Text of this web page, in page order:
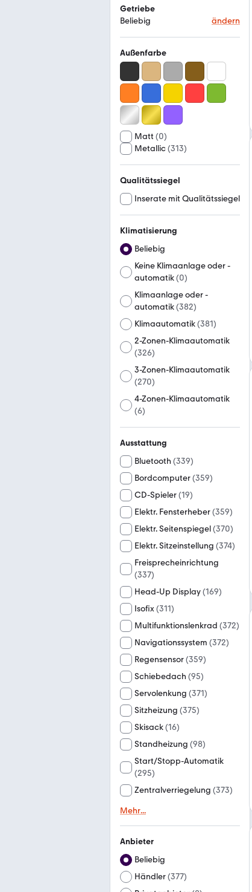
Getriebe
Beliebig
ändern
Außenfarbe
Matt (0)
Metallic(313)
Qualitätssiegel
Inserate mit Qualitätssiegel
Klimatisierung
Beliebig
Keine Klimaanlage oder -
automatik(0)
Klimaanlage oder -
automatik(382)
Klimaautomatik(381)
2-Zonen-Klimaautomatik
(326)
3-Zonen-Klimaautomatik
(270)
4-Zonen-Klimaautomatik
(6)
Ausstattung
Bluetooth (339)
Bordcomputer(359)
CD-Spieler(19)
Elektr. Fensterheber(359)
Elektr. Seitenspiegel(370)
Elektr. Sitzeinstellung (374)
Freisprecheinrichtung
(337)
Head-Up Display(169)
Isofix(311)
Multifunktionslenkrad (372)
Navigationssystem (372)
Regensensor(359)
Schiebedach (95)
Servolenkung (371)
Sitzheizung (375)
Skisack(16)
Standheizung (98)
Start/Stopp-Automatik
(295)
Zentralverriegelung (373)
Mehr...
Anbieter
Beliebig
Händler(377)